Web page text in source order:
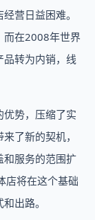
营日益困难。
而在2008年世界
品转为内销，线
势，压缩了实
了新的契机，
和服务的范围扩
店将在这个基础
出路。